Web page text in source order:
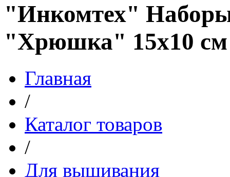
"Инкомтех"
"Хрюшка" 15х10 см
Главная
/
Каталог товаров
/
Для вышивания